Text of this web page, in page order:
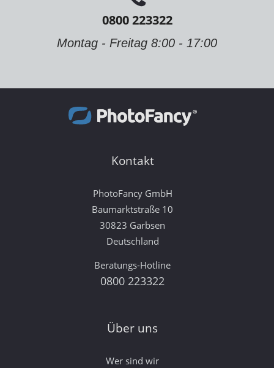
0800 223322
Montag - Freitag 8:00 - 17:00
Kontakt
PhotoFancy GmbH
Baumarktstraße 10
30823 Garbsen
Deutschland
Beratungs-Hotline
0800 223322
Über uns
Wer sind wir